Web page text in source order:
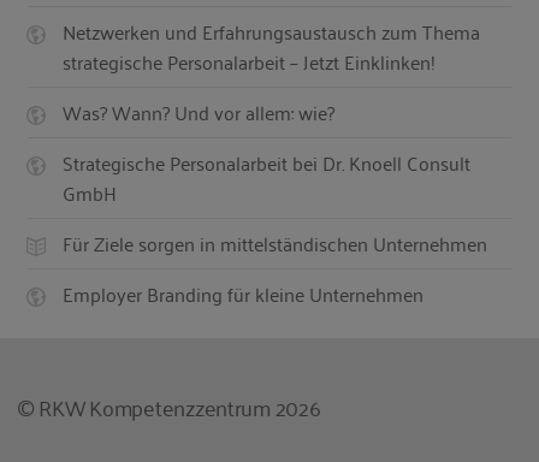
Netzwerken und Erfahrungsaustausch zum Thema
strategische Personalarbeit – Jetzt Einklinken!
Was? Wann? Und vor allem: wie?
Strategische Personalarbeit bei Dr. Knoell Consult
GmbH
Für Ziele sorgen in mittelständischen Unternehmen
Employer Branding für kleine Unternehmen
© RKW Kompetenzzentrum 2026